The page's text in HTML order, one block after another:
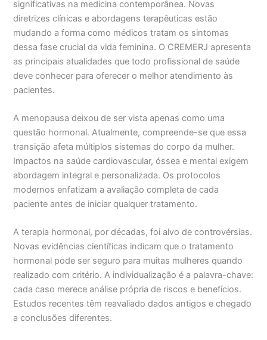
significativas na medicina contemporânea. Novas
diretrizes clínicas e abordagens terapêuticas estão
mudando a forma como médicos tratam os sintomas
dessa fase crucial da vida feminina. O CREMERJ apresenta
as principais atualidades que todo profissional de saúde
deve conhecer para oferecer o melhor atendimento às
pacientes.
A menopausa deixou de ser vista apenas como uma
questão hormonal. Atualmente, compreende-se que essa
transição afeta múltiplos sistemas do corpo da mulher.
Impactos na saúde cardiovascular, óssea e mental exigem
abordagem integral e personalizada. Os protocolos
modernos enfatizam a avaliação completa de cada
paciente antes de iniciar qualquer tratamento.
A terapia hormonal, por décadas, foi alvo de controvérsias.
Novas evidências científicas indicam que o tratamento
hormonal pode ser seguro para muitas mulheres quando
realizado com critério. A individualização é a palavra-chave:
cada caso merece análise própria de riscos e benefícios.
Estudos recentes têm reavaliado dados antigos e chegado
a conclusões diferentes.